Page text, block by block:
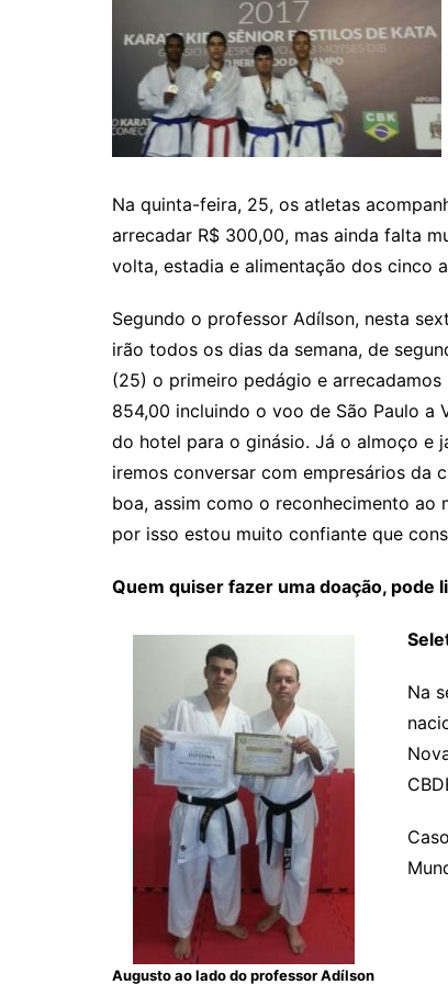
Na quinta-feira, 25, os atletas
arrecadar R$ 300,00, mas ainda falta
volta, estadia e alimentação dos cinco
Segundo o professor Adílson, nesta
irão todos os dias da semana, de
(25) o primeiro pedágio e
854,00 incluindo o voo de São Paulo
do hotel para o ginásio. Já o almoço e
iremos conversar com empresários da
boa, assim como o reconhecimento ao
por isso estou muito confiante que
Quem quiser fazer uma doação,
Augusto ao lado do professor Adílson
Na